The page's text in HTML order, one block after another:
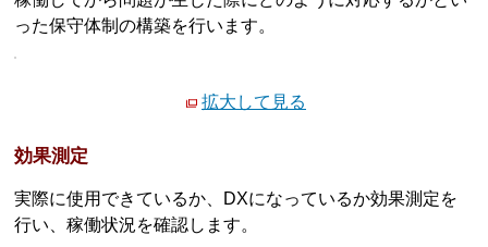
った保守体制の構築を行います。
拡大して見る
効果測定
実際に使用できているか、DXになっているか効果測定を
行い、稼働状況を確認します。